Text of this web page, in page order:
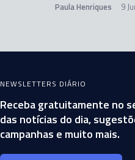
Paula Henriques 9
NEWSLETTERS DIÁRIO
Receba gratuitamente no
das notícias do dia,
campanhas e muito mais.